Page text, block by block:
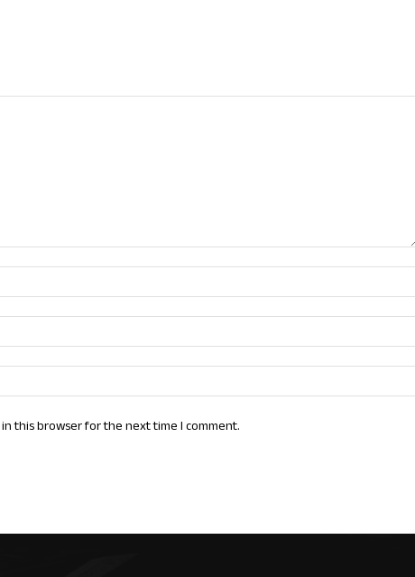
this browser for the next time I comment.